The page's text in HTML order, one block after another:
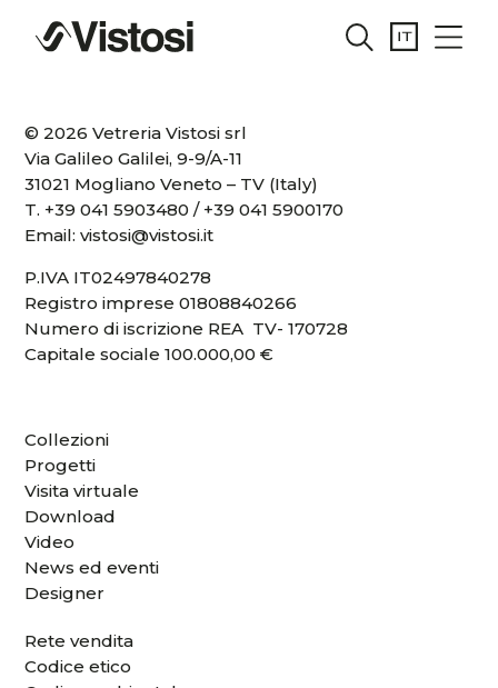
© 2026 Vetreria Vistosi srl
Via Galileo Galilei, 9-9/A-11
31021 Mogliano Veneto – TV (Italy)
T. +39 041 5903480 / +39 041 5900170
Email:vistosi@vistosi.it
P.IVA IT02497840278
Registro imprese 01808840266
Numero di iscrizione REA TV- 170728
Capitale sociale 100.000,00 €
Collezioni
Progetti
Visita virtuale
Download
Video
News ed eventi
Designer
Rete vendita
Codice etico